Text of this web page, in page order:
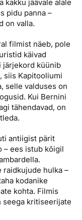
kakku jäävale alale
pidu panna –
on valla.
filmist näeb, pole
käivad
järjekord küünib
siis Kapitooliumi
selle valduses on
Kui Bernini
tähendavad, on
antiigist pärit
– ees istub kõigil
raidkujude hulka –
kodanike
kohta. Filmis
seega kritiseerijate